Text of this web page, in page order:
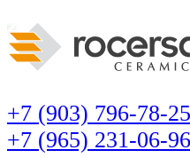
+7 (903) 796-78-25
+7 (965) 231-06-96